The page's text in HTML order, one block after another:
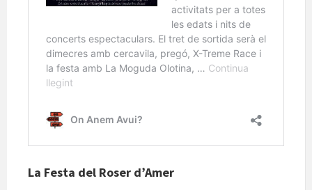
La Festa del Roser d’Amer